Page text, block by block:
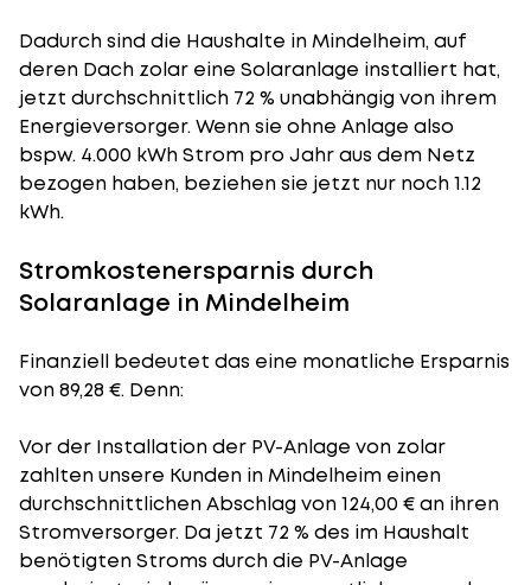
Dadurch sind die Haushalte in Mindelheim, auf
deren Dach zolar eine Solaranlage installiert hat,
jetzt durchschnittlich 72 % unabhängig von ihrem
Energieversorger. Wenn sie ohne Anlage also
bspw. 4.000 kWh Strom pro Jahr aus dem Netz
bezogen haben, beziehen sie jetzt nur noch 1.12
kWh.
Stromkostenersparnis durch
Solaranlage in Mindelheim
Finanziell bedeutet das eine monatliche Ersparnis
von 89,28 €. Denn:
Vor der Installation der PV-Anlage von zolar
zahlten unsere Kunden in Mindelheim einen
durchschnittlichen Abschlag von 124,00 € an ihren
Stromversorger. Da jetzt 72 % des im Haushalt
benötigten Stroms durch die PV-Anlage